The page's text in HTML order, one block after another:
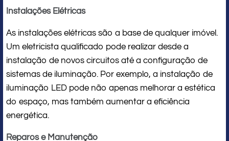
Instalações Elétricas
As instalações elétricas são a base de qualquer imóvel.
Um eletricista qualificado pode realizar desde a
instalação de novos circuitos até a configuração de
sistemas de iluminação. Por exemplo, a instalação de
iluminação LED pode não apenas melhorar a estética
do espaço, mas também aumentar a eficiência
energética.
Reparos e Manutenção